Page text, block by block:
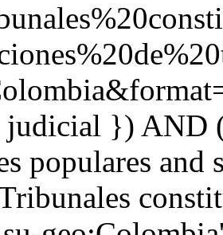
}) AND
populares and